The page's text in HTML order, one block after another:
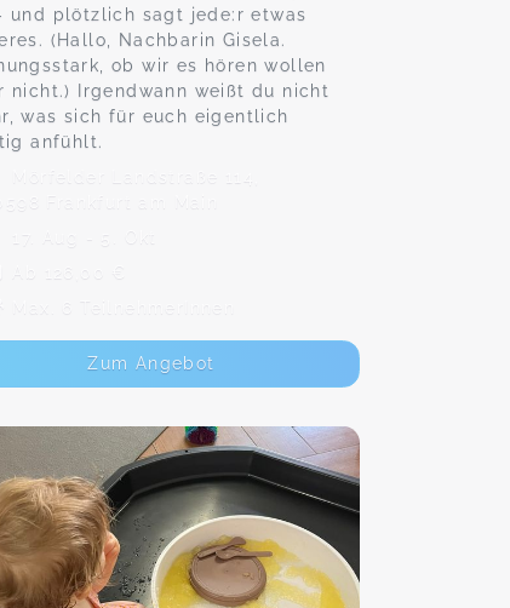
und plötzlich sagt jede:r etwas
(Hallo, Nachbarin Gisela.
ob wir es hören wollen
nicht.) Irgendwann weißt du nicht
was sich für euch eigentlich
anfühlt.
Mörfelder Landstraße 114,
Frankfurt am Main
17. Aug - 5. Okt
Ab 126,00 €
Max. 6 TeilnehmerInnen
Zum Angebot